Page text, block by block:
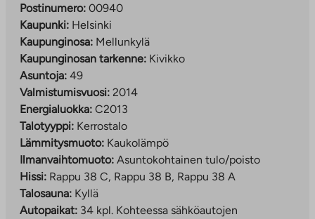
Postinumero: 00940
Kaupunki: Helsinki
Kaupunginosa: Mellunkylä
Kaupunginosan tarkenne: Kivikko
Asuntoja: 49
Valmistumisvuosi: 2014
Energialuokka: C2013
Talotyyppi: Kerrostalo
Lämmitysmuoto: Kaukolämpö
Ilmanvaihtomuoto: Asuntokohtainen tulo/poisto
Hissi: Rappu 38 C, Rappu 38 B, Rappu 38 A
Talosauna: Kyllä
Autopaikat: 34 kpl. Kohteessa sähköautojen